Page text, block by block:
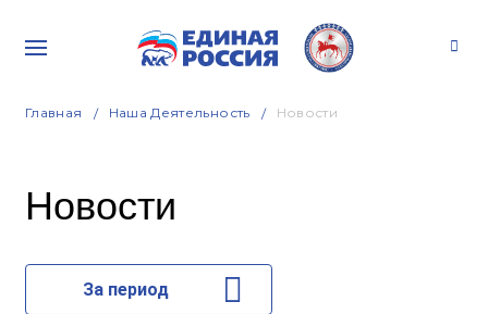
Главная Наша Деятельность Новости
Новости
За период